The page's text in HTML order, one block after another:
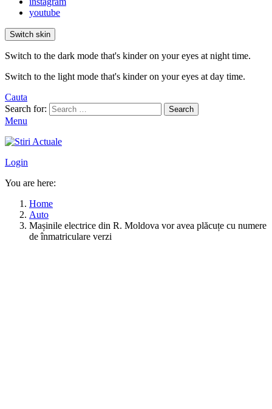
youtube
Switch skin
Switch to the dark mode that's kinder on your eyes at night time.
Switch to the light mode that's kinder on your eyes at day time.
Cauta
Search for:
Search
Menu
Login
You are here:
Home
Auto
Mașinile electrice din R. Moldova vor avea plăcuțe cu numere
de înmatriculare verzi